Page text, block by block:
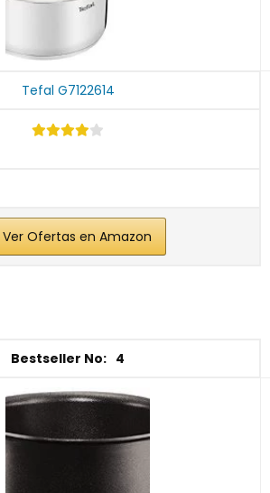
Tefal G7122614
Ver Ofertas en Amazon
4